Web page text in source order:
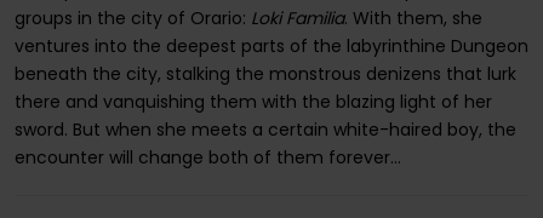
groups in the city of Orario: Loki Familia. With them, she
ventures into the deepest parts of the labyrinthine Dungeon
beneath the city, stalking the monstrous denizens that lurk
there and vanquishing them with the blazing light of her
sword. But when she meets a certain white-haired boy, the
encounter will change both of them forever...